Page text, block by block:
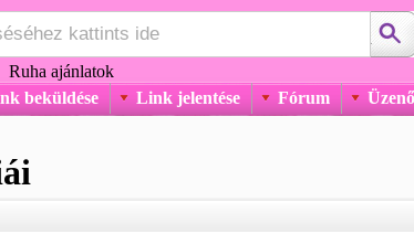
Ruha ajánlatok
beküldése Link jelentése Fórum